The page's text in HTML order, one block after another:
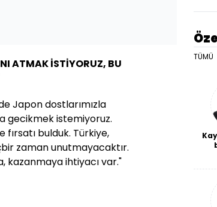
ATMAK İSTİYORUZ, BU
Japon dostlarımızla
gecikmek istemiyoruz.
bulduk. Türkiye,
zaman unutmayacaktır.
kazanmaya ihtiyacı var."
TÜMÜ